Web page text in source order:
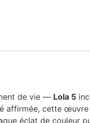
de vie — Lola 5
affirmée, cette
éclat de couleur